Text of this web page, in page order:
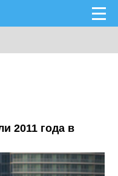
2011 года в